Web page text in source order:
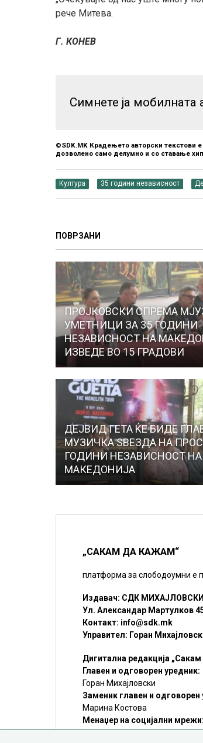
рече Митева.
Г. КОНЕВ
Симнете ја мобилната
©SDK.MK Крадењето авторски текстови
дозволено само делумно и со ставање
Култура 35 години независност
ПОВРЗАНИ
ПРОЈКОВСКИ СПРЕМА
УМЕТНИЦИ ЗА 35 ГОДИНИ
НЕЗАВИСНОСТ НА
ИЗВЕДЕ ВО 15 ГРАДОВИ
ДЕЈВИД ГЕТА ЌЕ БИДЕ
МУЗИЧКА ЅВЕЗДА НА
ГОДИНИ НЕЗАВИСНОСТ НА
МАКЕДОНИЈА
„САКАМ ДА КАЖАМ“
платформа за слободоумни е
Издавач: СДК
Ул. Александар Мартулков
Контакт: info@sdk.mk
Управител: Горан
Дигитална редакција
Главен и одговорен уредник:
Горан Михајловски
Заменик главен и одговорен
Марина Костова
Менаџер на социјални мрежи:
Мирослав Илиоски